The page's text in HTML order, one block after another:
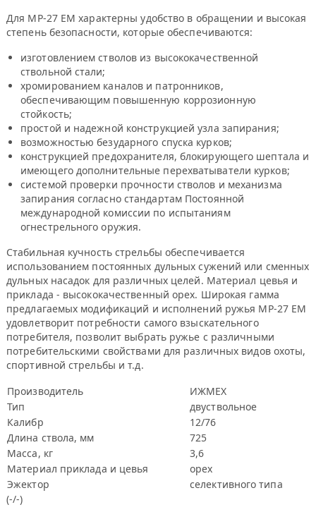
Для МР-27 ЕМ характерны удобство в обращении и высокая
степень безопасности, которые обеспечиваются:
изготовлением стволов из высококачественной
ствольной стали;
хромированием каналов и патронников,
обеспечивающим повышенную коррозионную
стойкость;
простой и надежной конструкцией узла запирания;
возможностью безударного спуска курков;
конструкцией предохранителя, блокирующего шептала и
имеющего дополнительные перехватыватели курков;
системой проверки прочности стволов и механизма
запирания согласно стандартам Постоянной
международной комиссии по испытаниям
огнестрельного оружия.
Стабильная кучность стрельбы обеспечивается
использованием постоянных дульных сужений или сменных
дульных насадок для различных целей. Материал цевья и
приклада - высококачественный орех. Широкая гамма
предлагаемых модификаций и исполнений ружья МР-27 ЕМ
удовлетворит потребности самого взыскательного
потребителя, позволит выбрать ружье с различными
потребительскими свойствами для различных видов охоты,
спортивной стрельбы и т.д.
Производитель
ИЖМЕХ
Тип
двуствольное
Калибр
12/76
Длина ствола, мм
725
Масса, кг
3,6
Материал приклада и цевья
орех
Эжектор
селективного типа
(-/-)